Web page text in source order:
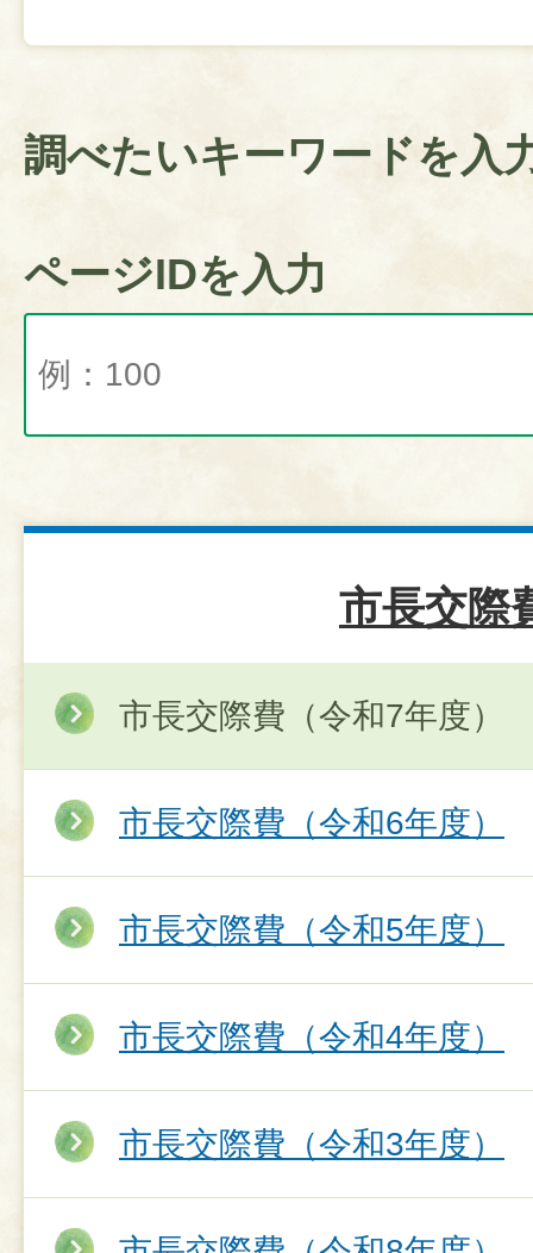
調べたいキーワードを入
ページIDを入力
市長交際
市長交際費（令和7年度）
市長交際費（令和6年度）
市長交際費（令和5年度）
市長交際費（令和4年度）
市長交際費（令和3年度）